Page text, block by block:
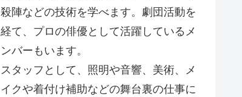
殺陣などの技術を学べます。劇団活動を
経て、プロの俳優として活躍しているメ
ンバーもいます。
スタッフとして、照明や音響、美術、メ
イクや着付け補助などの舞台裏の仕事に